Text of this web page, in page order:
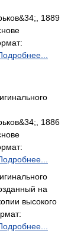
1889
1886
на
высокого